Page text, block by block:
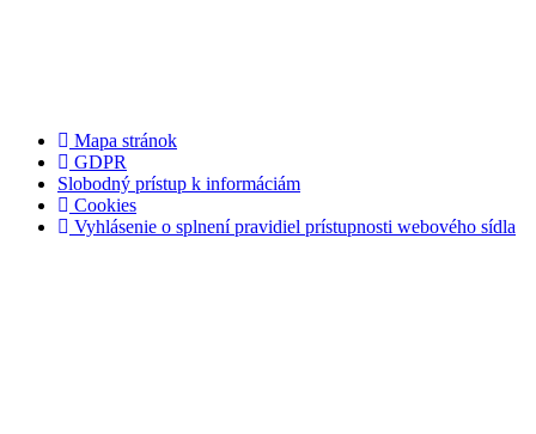
Mapa stránok
GDPR
Slobodný prístup k informáciám
Cookies
Vyhlásenie o splnení pravidiel prístupnosti webového sídla